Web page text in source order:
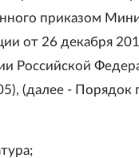
приказом
от 26 декабря
Российской
(далее - Порядок